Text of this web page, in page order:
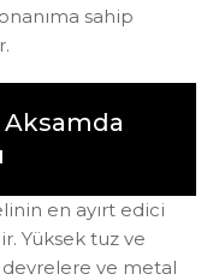
sahip
Aksamda
en ayırt edici
Yüksek tuz ve
ve metal